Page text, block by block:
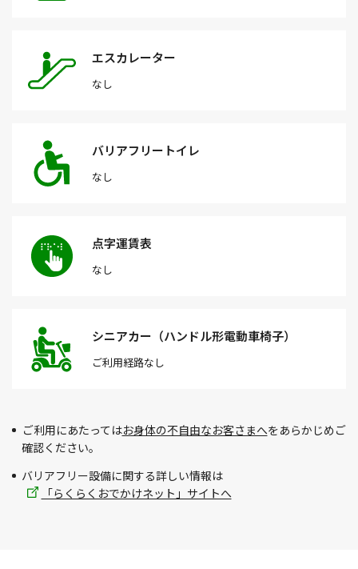
エスカレーター
なし
バリアフリートイレ
なし
点字運賃表
なし
シニアカー（ハンドル形電動車椅子）
ご利用経路なし
ご利用にあたってはお身体の不自由なお客さまへをあらかじめご
確認ください。
バリアフリー設備に関する詳しい情報は
「らくらくおでかけネット」サイトへ